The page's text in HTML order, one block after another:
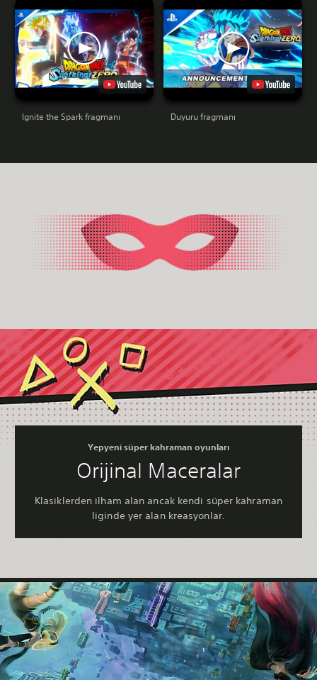
Ignite the Spark fragmanı Duyuru fragmanı
Yepyeni süper kahraman oyunları
Orijinal Maceralar
Klasiklerden ilham alan ancak kendi süper kahraman
liginde yer alan kreasyonlar.